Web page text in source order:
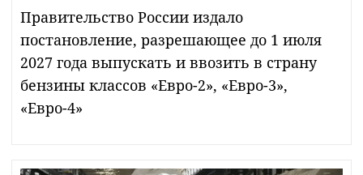
Правительство России издало
постановление, разрешающее до 1 июля
2027 года выпускать и ввозить в страну
бензины классов «Евро-2», «Евро-3»,
«Евро-4»